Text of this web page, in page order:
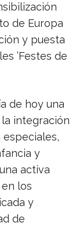
de Europa
y puesta
’Festes de
de hoy una
integración
y
activa
los
y
de